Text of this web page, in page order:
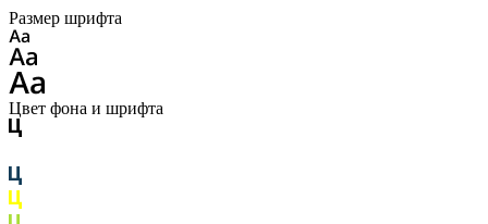
Размер шрифта
Цвет фона и шрифта